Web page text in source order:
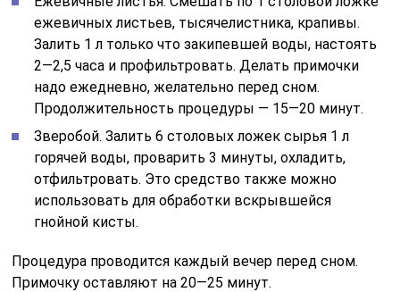
ежевичных листьев, тысячелистника, крапивы.
Залить 1 л только что закипевшей воды, настоять
2—2,5 часа и профильтровать. Делать примочки
надо ежедневно, желательно перед сном.
Продолжительность процедуры — 15—20 минут.
Зверобой. Залить 6 столовых ложек сырья 1 л
горячей воды, проварить 3 минуты, охладить,
отфильтровать. Это средство также можно
использовать для обработки вскрывшейся
гнойной кисты.
Процедура проводится каждый вечер перед сном.
Примочку оставляют на 20—25 минут.